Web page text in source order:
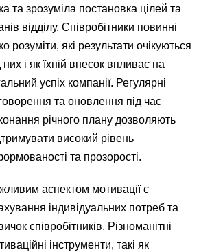
та зрозуміла постановка цілей та
відділу. Співробітники повинні
розуміти, які результати очікуються
них і як їхній внесок впливає на
успіх компанії. Регулярні
та оновлення під час
річного плану дозволяють
високий рівень
та прозорості.
аспектом мотивації є
індивідуальних потреб та
співробітників. Різноманітні
інструменти, такі як